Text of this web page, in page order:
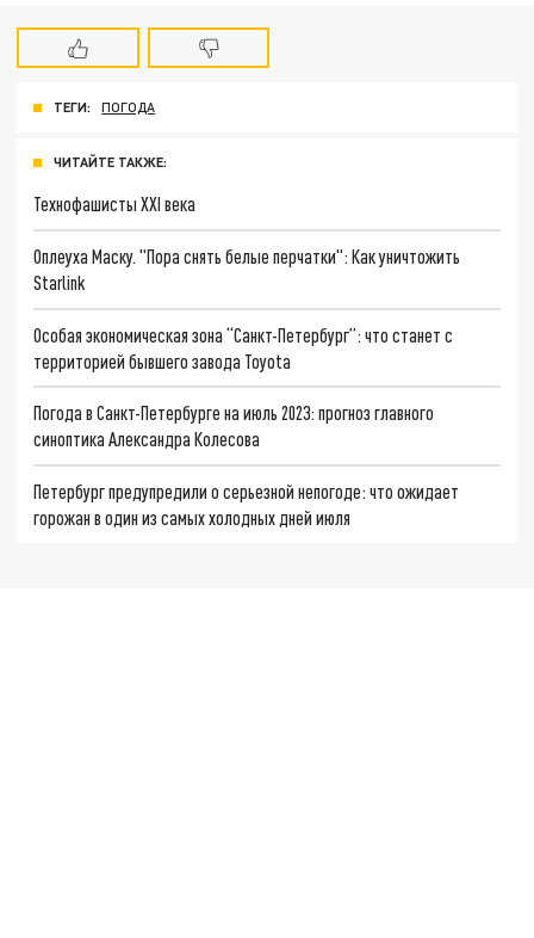
ТЕГИ: ПОГОДА
ЧИТАЙТЕ ТАКЖЕ:
Технофашисты XXI века
Оплеуха Маску. "Пора снять белые перчатки": Как уничтожить
Starlink
Особая экономическая зона “Санкт-Петербург”: что станет с
территорией бывшего завода Toyota
Погода в Санкт-Петербурге на июль 2023: прогноз главного
синоптика Александра Колесова
Петербург предупредили о серьезной непогоде: что ожидает
горожан в один из самых холодных дней июля